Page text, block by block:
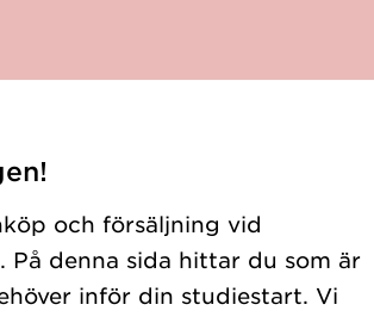
och försäljning vid
På denna sida hittar du som är
inför din studiestart. Vi